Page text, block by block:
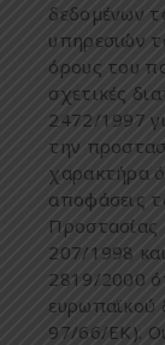
δεδο μένων
υπηρεσιών
όρους του π
σχετικές
2472/1997
την π
χαρακτήρα ό
αποφάσεις
Προστασίας
207/1998 και
2819/2000 ό
ευρωπαϊκού
97/66/ΕΚ). Οι